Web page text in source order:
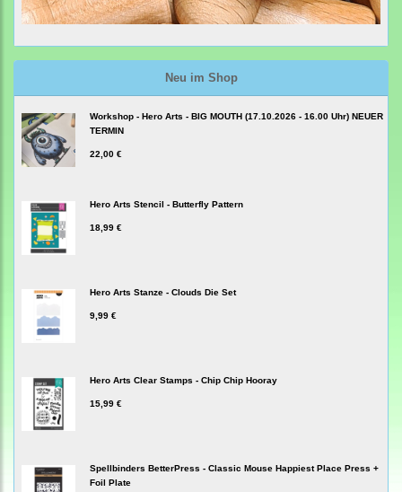
Neu im Shop
Workshop - Hero Arts - BIG MOUTH (17.10.2026 - 16.00 Uhr) NEUER
TERMIN
22,00 €
Hero Arts Stencil - Butterfly Pattern
18,99 €
Hero Arts Stanze - Clouds Die Set
9,99 €
Hero Arts Clear Stamps - Chip Chip Hooray
15,99 €
Spellbinders BetterPress - Classic Mouse Happiest Place Press +
Foil Plate